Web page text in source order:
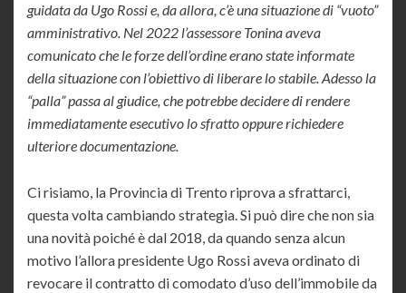
guidata da Ugo Rossi e, da allora, c’è una situazione di “vuoto”
amministrativo. Nel 2022 l’assessore Tonina aveva
comunicato che le forze dell’ordine erano state informate
della situazione con l’obiettivo di liberare lo stabile. Adesso la
“palla” passa al giudice, che potrebbe decidere di rendere
immediatamente esecutivo lo sfratto oppure richiedere
ulteriore documentazione.
Ci risiamo, la Provincia di Trento riprova a sfrattarci,
questa volta cambiando strategia. Si può dire che non sia
una novità poiché è dal 2018, da quando senza alcun
motivo l’allora presidente Ugo Rossi aveva ordinato di
revocare il contratto di comodato d’uso dell’immobile da